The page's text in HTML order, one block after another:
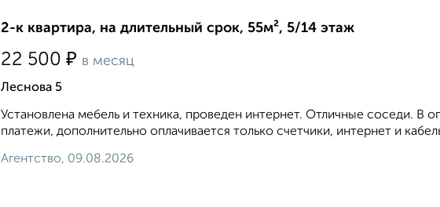
2-к квартира, на длительный срок, 55м², 5/14 этаж
22 500 ₽ в месяц
Леснова 5
Установлена мебель и техника, проведен интернет. Отличные соседи. В
платежи, дополнительно оплачивается только счетчики, интернет и
Агентство, 09.08.2026